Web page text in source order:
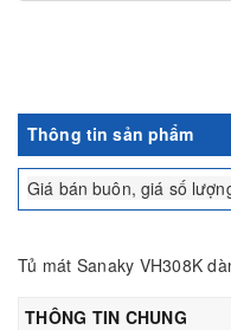
Thông tin sản phẩm
Giá bán buôn, giá số
Tủ mát Sanaky VH308K
THÔNG TIN CHUNG